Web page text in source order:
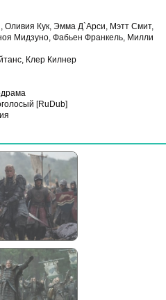
Оливия Кук, Эмма Д`Арси, Мэтт Смит,
Мидзуно, Фабьен Франкель, Милли
Клер Килнер
[RuDub]